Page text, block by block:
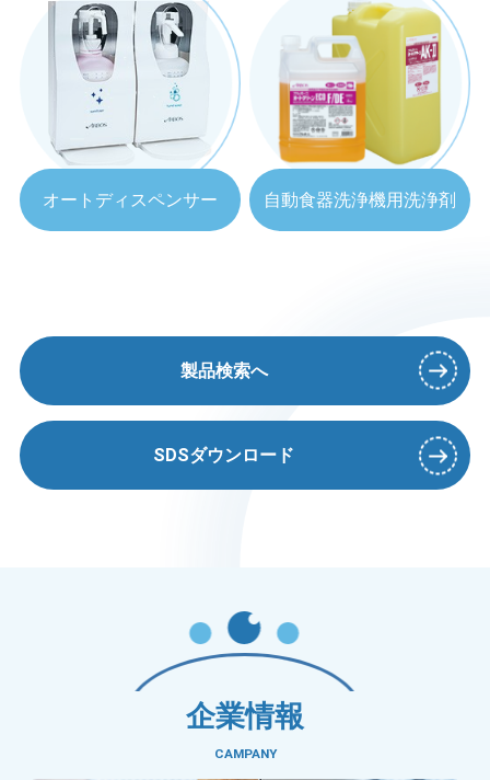
オートディスペンサー 自動食器洗浄機用洗浄剤
製品検索へ
SDSダウンロード
企業情報
CAMPANY